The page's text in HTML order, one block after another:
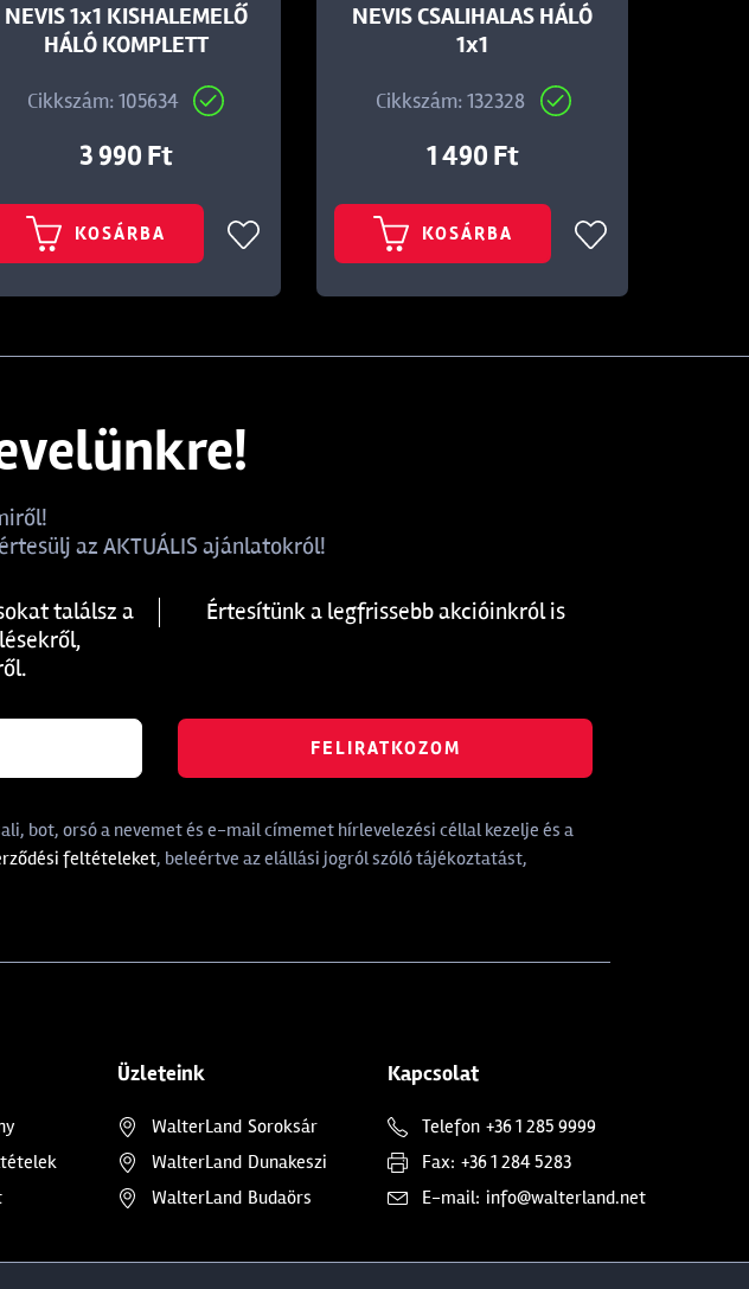
NEVIS 1x1 KISHALEMELŐ
HÁLÓ KOMPLETT
Cikkszám: 105634
3 990 Ft
KOSÁRBA
NEVIS CSALIHALAS HÁLÓ
1x1
Cikkszám: 132328
1 490 Ft
KOSÁRBA
az AKTUÁLIS ajánlatokról!
találsz a
Értesítünk a legfrissebb akcióinkról is
FELIRATKOZOM
bot, orsó a nevemet és e-mail címemet hírlevelezési céllal kezelje és a
feltételeket, beleértve az elállási jogról szóló tájékoztatást,
Üzleteink
WalterLand Soroksár
WalterLand Dunakeszi
WalterLand Budaörs
Kapcsolat
Telefon +36 1 285 9999
Fax: +36 1 284 5283
E-mail: info@walterland.net